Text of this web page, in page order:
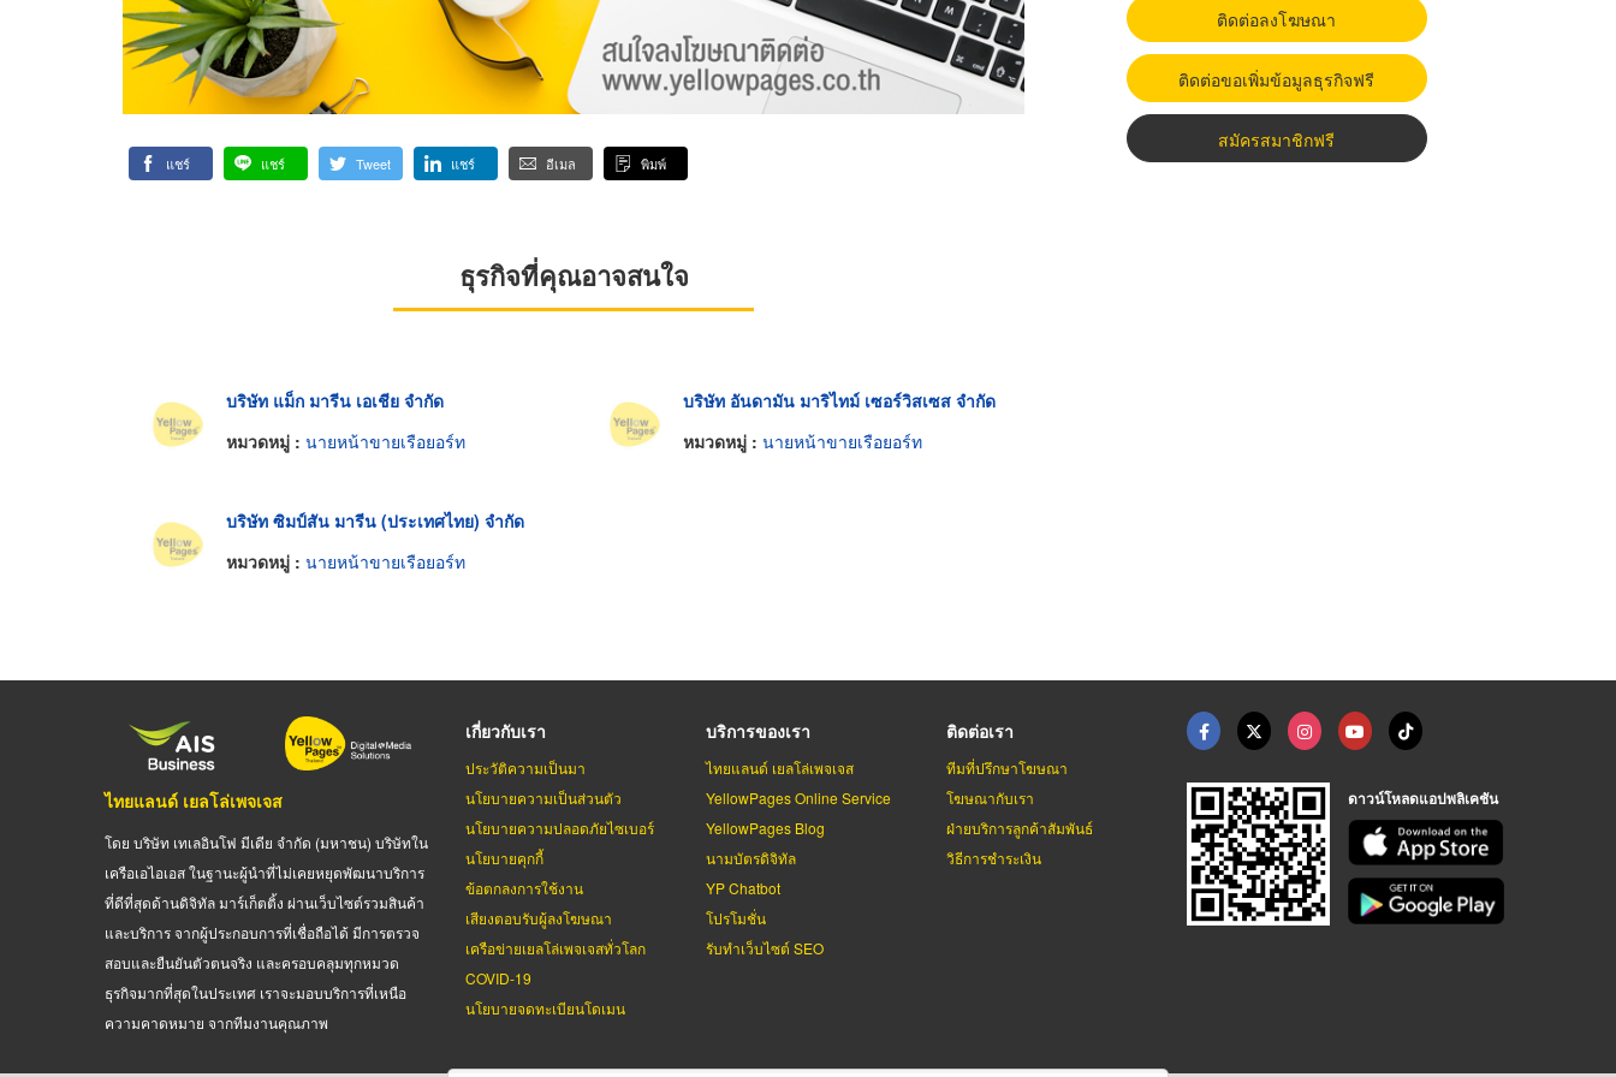
แชร์ แชร์ Tweet แชร์ อีเมล พิมพ์
ธุรกิจที่คุณอาจสนใจ
บริษัท แม็ก มารีน เอเชีย จำกัด
หมวดหมู่ : นายหน้าขายเรือยอร์ท
บริษัท อันดามัน มาริไทม์ เซอร์วิสเซส จำกัด
หมวดหมู่ : นายหน้าขายเรือยอร์ท
บริษัท ซิมป์สัน มารีน (ประเทศไทย) จำกัด
หมวดหมู่ : นายหน้าขายเรือยอร์ท
ติดต่อลงโฆษณา
ติดต่อขอเพิ่มข้อมูลธุรกิจฟรี
สมัครสมาชิกฟรี
ไทยแลนด์ เยลโล่เพจเจส
โดย บริษัท เทเลอินโฟ มีเดีย จำกัด (มหาชน) บริษัทใน
เครือเอไอเอส ในฐานะผู้นำที่ไม่เคยหยุดพัฒนาบริการ
ที่ดีที่สุดด้านดิจิทัล มาร์เก็ตติ้ง ผ่านเว็บไซต์รวมสินค้า
และบริการ จากผู้ประกอบการที่เชื่อถือได้ มีการตรวจ
สอบและยืนยันตัวตนจริง และครอบคลุมทุกหมวด
ธุรกิจมากที่สุดในประเทศ เราจะมอบบริการที่เหนือ
ความคาดหมาย จากทีมงานคุณภาพ
เกี่ยวกับเรา
ประวัติความเป็นมา
นโยบายความเป็นส่วนตัว
นโยบายความปลอดภัยไซเบอร์
นโยบายคุกกี้
ข้อตกลงการใช้งาน
เสียงตอบรับผู้ลงโฆษณา
เครือข่ายเยลโล่เพจเจสทั่วโลก
COVID-19
นโยบายจดทะเบียนโดเมน
บริการของเรา
ไทยแลนด์ เยลโล่เพจเจส
YellowPages Online Service
YellowPages Blog
นามบัตรดิจิทัล
YP Chatbot
โปรโมชั่น
รับทำเว็บไซต์ SEO
ติดต่อเรา
ทีมที่ปรึกษาโฆษณา
โฆษณากับเรา
ฝ่ายบริการลูกค้าสัมพันธ์
วิธีการชำระเงิน
ดาวน์โหลดแอปพลิเคชัน